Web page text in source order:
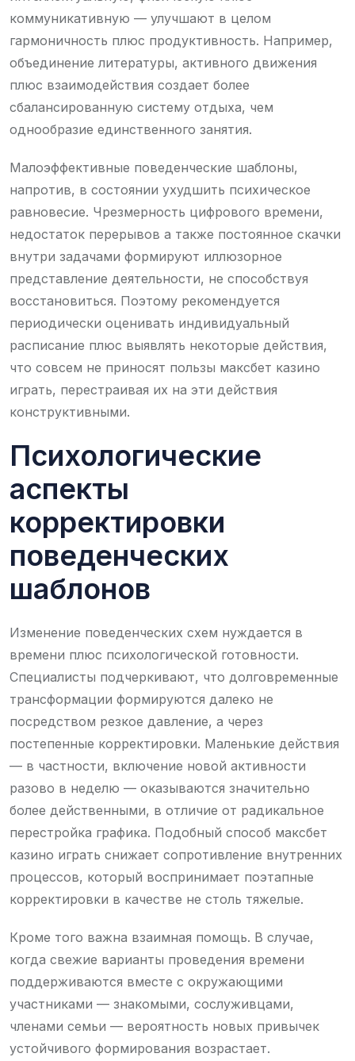
коммуникативную — улучшают в целом
гармоничность плюс продуктивность. Например,
объединение литературы, активного движения
плюс взаимодействия создает более
сбалансированную систему отдыха, чем
однообразие единственного занятия.
Малоэффективные поведенческие шаблоны,
напротив, в состоянии ухудшить психическое
равновесие. Чрезмерность цифрового времени,
недостаток перерывов а также постоянное скачки
внутри задачами формируют иллюзорное
представление деятельности, не способствуя
восстановиться. Поэтому рекомендуется
периодически оценивать индивидуальный
расписание плюс выявлять некоторые действия,
что совсем не приносят пользы максбет казино
играть, перестраивая их на эти действия
конструктивными.
Психологические
аспекты
корректировки
поведенческих
шаблонов
Изменение поведенческих схем нуждается в
времени плюс психологической готовности.
Специалисты подчеркивают, что долговременные
трансформации формируются далеко не
посредством резкое давление, а через
постепенные корректировки. Маленькие действия
— в частности, включение новой активности
разово в неделю — оказываются значительно
более действенными, в отличие от радикальное
перестройка графика. Подобный способ максбет
казино играть снижает сопротивление внутренних
процессов, который воспринимает поэтапные
корректировки в качестве не столь тяжелые.
Кроме того важна взаимная помощь. В случае,
когда свежие варианты проведения времени
поддерживаются вместе с окружающими
участниками — знакомыми, сослуживцами,
членами семьи — вероятность новых привычек
устойчивого формирования возрастает.